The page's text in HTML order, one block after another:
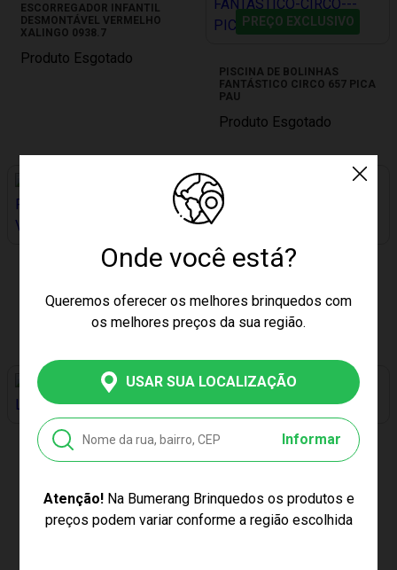
Onde você está?
Queremos oferecer os melhores brinquedos com
os melhores preços da sua região.
USAR SUA LOCALIZAÇÃO
Informar
Atenção!Na Bumerang Brinquedos os produtos e
preços podem variar conforme a região escolhida
ESCORREGADOR INFANTIL
DESMONTÁVEL VERMELHO
XALINGO 0938.7
Produto Esgotado
PREÇO EXCLUSIVO
PISCINA DE BOLINHAS
FANTÁSTICO CIRCO 657 PICA
PAU
Produto Esgotado
Produto Esgotado
09254
Produto Esgotado
PREÇO EXCLUSIVO
POGOBOL PRETO/LARANJA
ESTRELA
Produto Esgotado
PREÇO EXCLUSIVO
PRIMEIROS PASSOS PONEI
BALANÇO BANDEIRANTE
Produto Esgotado